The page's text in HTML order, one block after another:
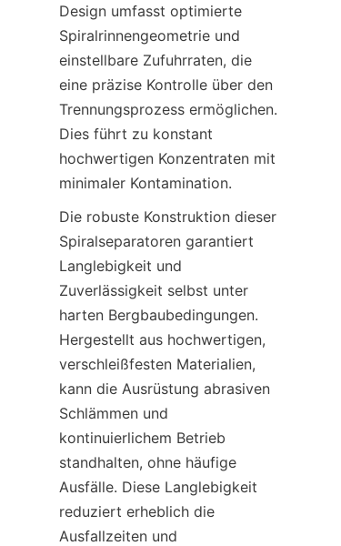
Design umfasst optimierte
Spiralrinnengeometrie und
einstellbare Zufuhrraten, die
eine präzise Kontrolle über den
Trennungsprozess ermöglichen.
Dies führt zu konstant
hochwertigen Konzentraten mit
minimaler Kontamination.
Die robuste Konstruktion dieser
Spiralseparatoren garantiert
Langlebigkeit und
Zuverlässigkeit selbst unter
harten Bergbaubedingungen.
Hergestellt aus hochwertigen,
verschleißfesten Materialien,
kann die Ausrüstung abrasiven
Schlämmen und
kontinuierlichem Betrieb
standhalten, ohne häufige
Ausfälle. Diese Langlebigkeit
reduziert erheblich die
Ausfallzeiten und